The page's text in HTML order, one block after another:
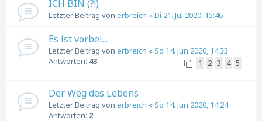
ICH BIN (?!)
Letzter Beitrag von erbreich «Di 21. Jul 2020, 15:46
Es ist vorbei...
Letzter Beitrag von erbreich «So 14. Jun 2020, 14:33
Antworten: 43 1 2 3 4 5
Der Weg des Lebens
Letzter Beitrag von erbreich «So 14. Jun 2020, 14:24
Antworten: 2